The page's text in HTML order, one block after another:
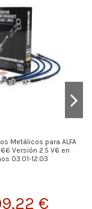
Metálicos para ALFA
Versión 2.5 V6 en
03.01-12.03
€